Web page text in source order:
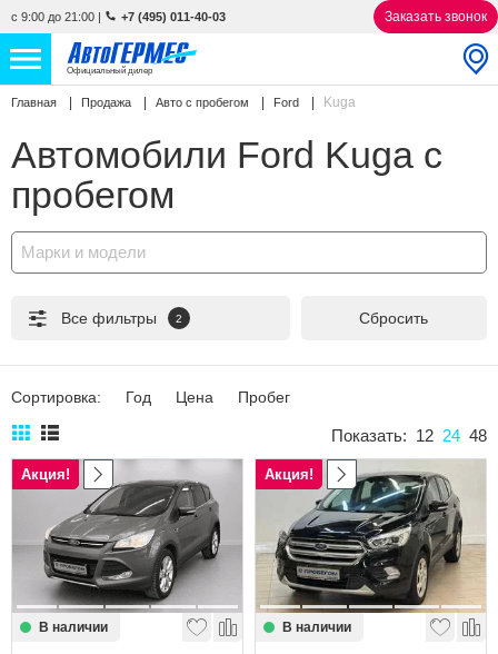
с 9:00 до 21:00 | +7 (495) 011-40-03 Заказать звонок
Официальный дилер
НОВЫЕ АВТОМОБИЛИ 4796 авто
С ПРОБЕГОМ 843 авто
СЕРВИС
УСЛУГИ
АКЦИИ
КОНТАКТЫ
Избранное
Сравнение
Личный кабинет
Главная Продажа Авто с пробегом Ford Kuga
Автомобили Ford Kuga с
пробегом
Марки и модели
Все фильтры 2 Сбросить
Сортировка: Год Цена Пробег
Показать: 12 24 48
Акция!
В наличии
Акция!
В наличии